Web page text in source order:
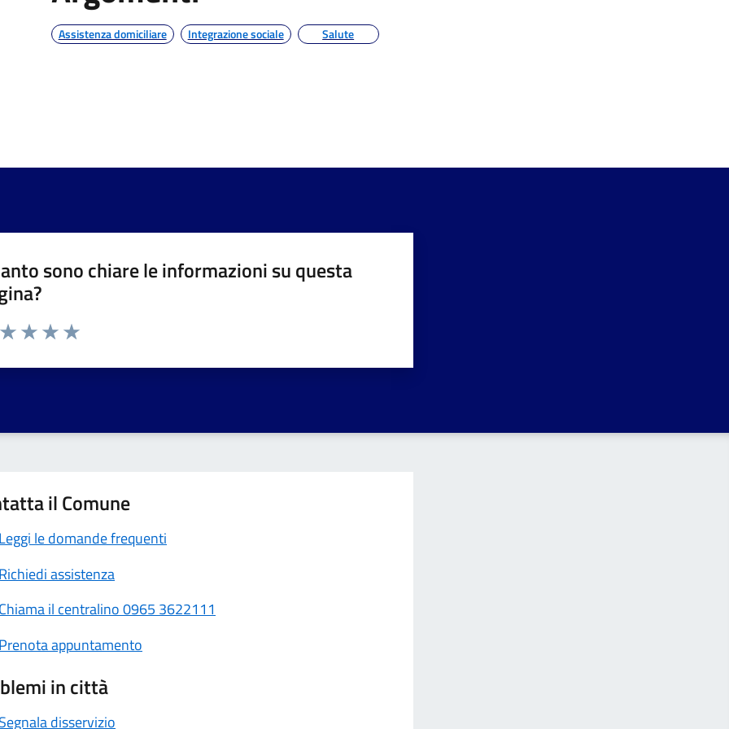
Assistenza domiciliare Integrazione sociale Salute
sono chiare le informazioni su questa
da 1 a 5 stelle la pagina
il Comune
Leggi le domande frequenti
Richiedi assistenza
Chiama il centralino 0965 3622111
Prenota appuntamento
in città
Segnala disservizio